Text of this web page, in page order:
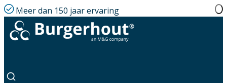
Meer dan 150 jaar ervaring